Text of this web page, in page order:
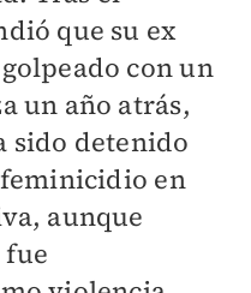
que su ex
con un
un año atrás,
sido detenido
en
aunque